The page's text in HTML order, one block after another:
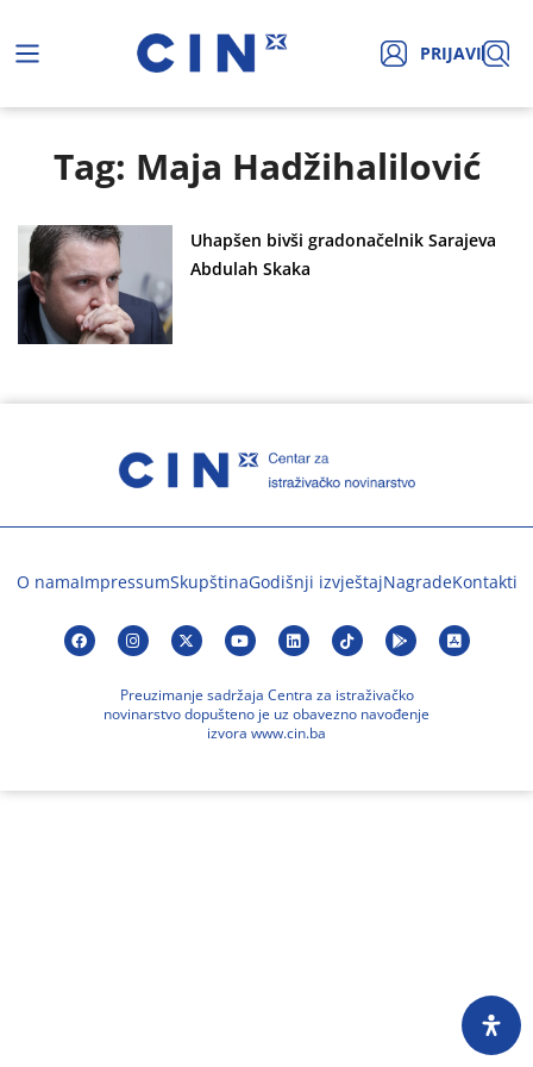
PRIJAVI
Tag: Maja Hadžihalilović
Uhapšen bivši gradonačelnik Sarajeva
Abdulah Skaka
O namaImpressumSkupštinaGodišnji izvještajNagradeKontakti
Preuzimanje sadržaja Centra za istraživačko
novinarstvo dopušteno je uz obavezno navođenje
izvora www.cin.ba